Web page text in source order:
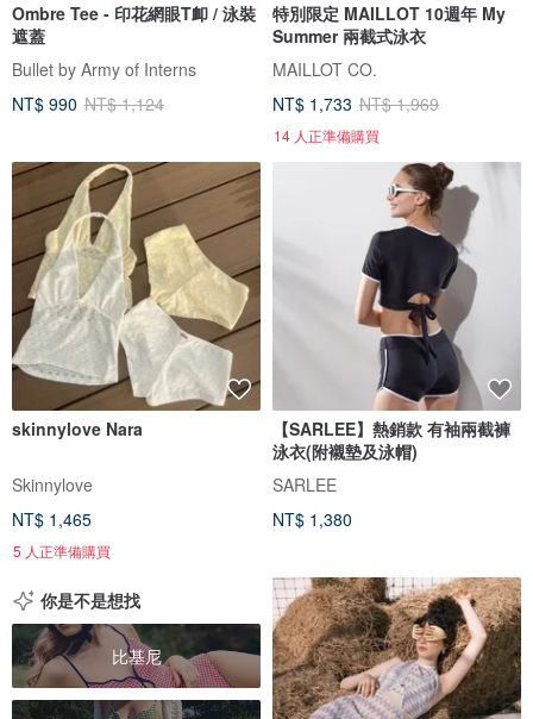
Ombre Tee - 印花網眼T卹 / 泳裝
遮蓋
Bullet by Army of Interns
NT$ 990 NT$ 1,124
特別限定 MAILLOT 10週年 My
Summer 兩截式泳衣
MAILLOT CO.
NT$ 1,733 NT$ 1,969
14 人正準備購買
skinnylove Nara
Skinnylove
NT$ 1,465
5 人正準備購買
【SARLEE】熱銷款 有袖兩截褲
泳衣(附襯墊及泳帽)
SARLEE
NT$ 1,380
你是不是想找
比基尼